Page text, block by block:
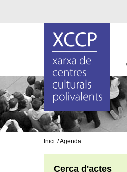
Inici Agenda
Cerca d'actes